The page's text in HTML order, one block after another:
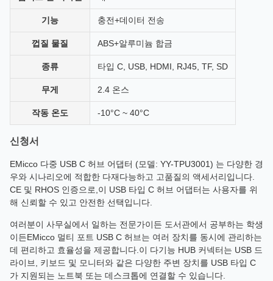
기능 충전+데이터 전송
껍질 물질 ABS+알루미늄 합금
종류 타입 C, USB, HDMI, RJ45, TF, SD
무게 2.4 온스
작동 온도 -10°C ~ 40°C
신청서
EMicco 다중 USB C 허브 어댑터 (모델: YY-TPU3001) 는 다양한 경
우와 시나리오에 적합한 다재다능하고 고품질의 액세서리입니다.
CE 및 RHOS 인증으로,이 USB 타입 C 허브 어댑터는 사용자를 위
해 신뢰할 수 있고 안전한 선택입니다.
여러분이 사무실에서 일하는 전문가이든 도서관에서 공부하는 학생
이든EMicco 멀티 포트 USB C 허브는 여러 장치를 동시에 관리하는
데 편리하고 효율성을 제공합니다.이 다기능 HUB 커넥터는 USB 드
라이브, 키보드 및 모니터와 같은 다양한 주변 장치를 USB 타입 C
가 지원되는 노트북 또는 데스크톱에 연결할 수 있습니다.